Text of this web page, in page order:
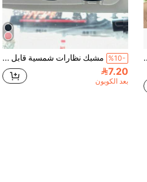
1 قطعة حامل نظارات سيارة بتصميم كرة الفحم الإبداعي | منظم مغناطيسي قابل للتركيب للنظارات – تحرير سريع ومضاد للانزلاق | مناسب عالميًا لجميع السيارات %10- مشبك نظارات شمسية قابل للتعديل للسيارة، مناسب لواقي الشمس | مطابق بإحكام، متوفر بألوان متعددة (أسود، بني، رمادي) - مثالي لديكور السيارة الداخلي
7.20
بعد الكوبون